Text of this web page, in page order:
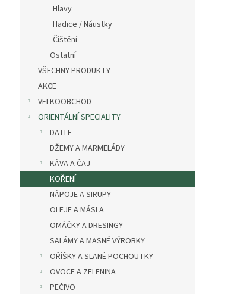
Hlavy
Hadice / Náustky
Čištění
Ostatní
VŠECHNY PRODUKTY
AKCE
VELKOOBCHOD
ORIENTÁLNÍ SPECIALITY
DATLE
DŽEMY A MARMELÁDY
KÁVA A ČAJ
KOŘENÍ
NÁPOJE A SIRUPY
OLEJE A MÁSLA
OMÁČKY A DRESINGY
SALÁMY A MASNÉ VÝROBKY
OŘÍŠKY A SLANÉ POCHOUTKY
OVOCE A ZELENINA
PEČIVO